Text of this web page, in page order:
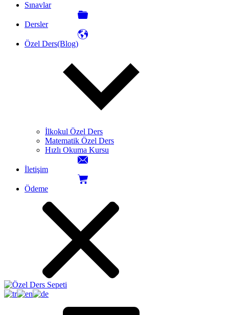
Sınavlar
Dersler
Özel Ders(Blog)
İlkokul Özel Ders
Matematik Özel Ders
Hızlı Okuma Kursu
İletişim
Ödeme